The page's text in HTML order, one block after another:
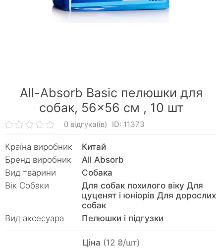
All-Absorb Basic пелюшки для
собак, 56×56 см , 10 шт
0 відгука(ів) ID: 11373
Країна виробник
Китай
Бренд виробник
All Absorb
Вид тварини
Собака
Вік Собаки
Для собак похилого віку Для
цуценят і юніорів Для дорослих
собак
Вид аксесуара
Пелюшки і підгузки
Ціна (12 ₴/шт)